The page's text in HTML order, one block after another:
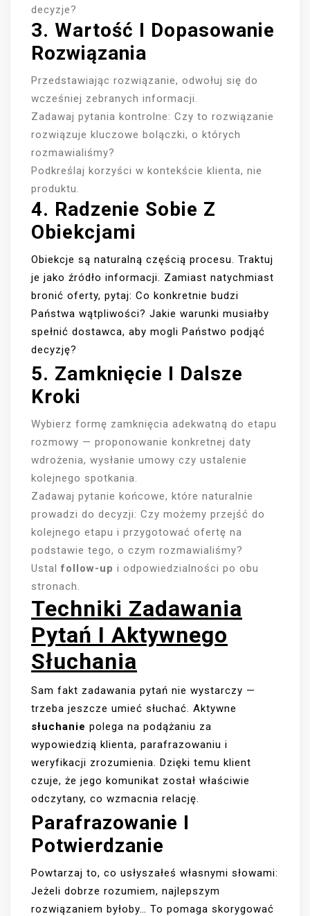
decyzje?
3. Wartość I Dopasowanie
Rozwiązania
Przedstawiając rozwiązanie, odwołuj się do
wcześniej zebranych informacji.
Zadawaj pytania kontrolne: Czy to rozwiązanie
rozwiązuje kluczowe bolączki, o których
rozmawialiśmy?
Podkreślaj korzyści w kontekście klienta, nie
produktu.
4. Radzenie Sobie Z
Obiekcjami
Obiekcje są naturalną częścią procesu. Traktuj
je jako źródło informacji. Zamiast natychmiast
bronić oferty, pytaj: Co konkretnie budzi
Państwa wątpliwości? Jakie warunki musiałby
spełnić dostawca, aby mogli Państwo podjąć
decyzję?
5. Zamknięcie I Dalsze
Kroki
Wybierz formę zamknięcia adekwatną do etapu
rozmowy — proponowanie konkretnej daty
wdrożenia, wysłanie umowy czy ustalenie
kolejnego spotkania.
Zadawaj pytanie końcowe, które naturalnie
prowadzi do decyzji: Czy możemy przejść do
kolejnego etapu i przygotować ofertę na
podstawie tego, o czym rozmawialiśmy?
Ustalfollow-up i odpowiedzialności po obu
stronach.
Techniki Zadawania
Pytań I Aktywnego
Słuchania
Sam fakt zadawania pytań nie wystarczy —
trzeba jeszcze umieć słuchać. Aktywne
słuchanie polega na podążaniu za
wypowiedzią klienta, parafrazowaniu i
weryfikacji zrozumienia. Dzięki temu klient
czuje, że jego komunikat został właściwie
odczytany, co wzmacnia relację.
Parafrazowanie I
Potwierdzanie
Powtarzaj to, co usłyszałeś własnymi słowami:
Jeżeli dobrze rozumiem, najlepszym
rozwiązaniem byłoby… To pomaga skorygować